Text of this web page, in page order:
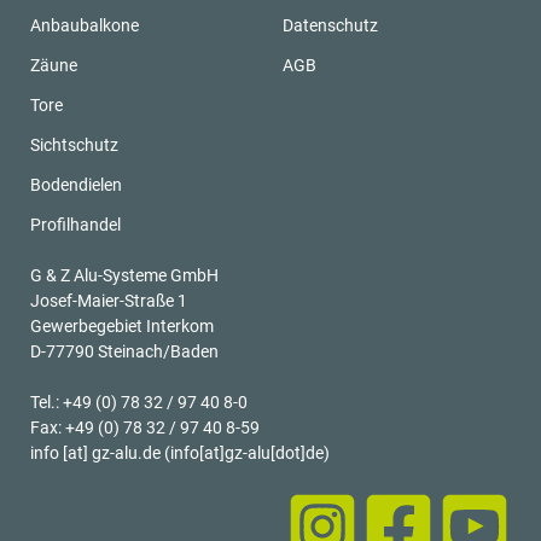
Anbaubalkone
Zäune
Tore
Sichtschutz
Bodendielen
Profilhandel
Datenschutz
AGB
G & Z Alu-Systeme GmbH
Josef-Maier-Straße 1
Gewerbegebiet Interkom
D-77790 Steinach/Baden
Tel.: +49 (0) 78 32 / 97 40 8-0
Fax: +49 (0) 78 32 / 97 40 8-59
info [at] gz-alu.de (info[at]gz-alu[dot]de)